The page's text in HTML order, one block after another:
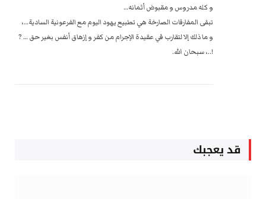
و كله مدروس و مقبوض أثمانه…
تبقى المفارقات الصارخة هي تطبيع يهود اليوم مع الفرعونية السادية…،
و ما ذلك إلا لتقارب في عقيدة الإجرام من كفر و إزهاق أنفس بغير حق … ?
!..، سبحان الله.‏‎ ‎
قد يعجبك